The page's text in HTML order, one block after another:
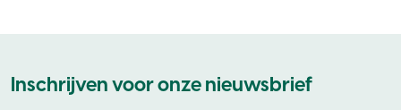
Inschrijven voor onze nieuwsbrief